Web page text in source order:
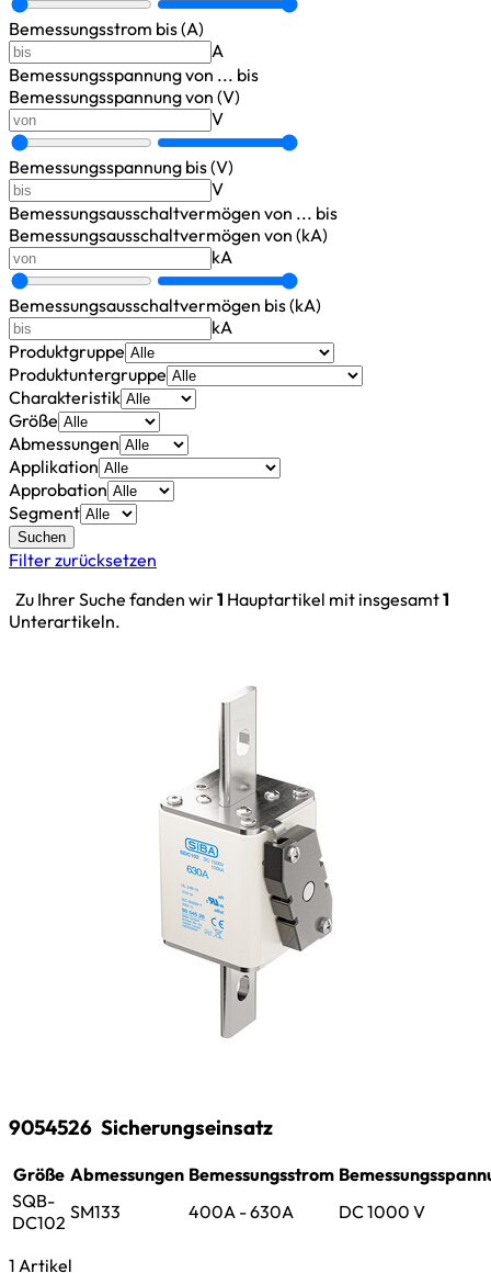
Bemessungsstrom bis (A)
A
Bemessungsspannungvon ... bis
Bemessungsspannung von (V)
V
Bemessungsspannung bis (V)
V
Bemessungsausschaltvermögen von ... bis
Bemessungsausschaltvermögen von (kA)
kA
Bemessungsausschaltvermögen bis (kA)
kA
Produktgruppe
Produktuntergruppe
Charakteristik
Größe
Abmessungen
Applikation
Approbation
Segment
Suchen
Filter zurücksetzen
Zu Ihrer Suche fanden wir1 Hauptartikel mit insgesamt1
Unterartikeln.
9054526 Sicherungseinsatz
Größe Abmessungen Bemessungsstrom
SQB-
DC102 SM133 400A - 630A DC 1000 V
1 Artikel